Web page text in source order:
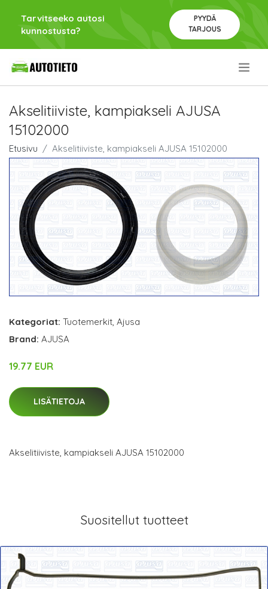
Tarvitseeko autosi
kunnostusta?
PYYDÄ
TARJOUS
Akselitiiviste, kampiakseli AJUSA
15102000
Etusivu Akselitiiviste, kampiakseli AJUSA 15102000
Kategoriat: Tuotemerkit, Ajusa
Brand: AJUSA
19.77 EUR
LISÄTIETOJA
Akselitiiviste, kampiakseli AJUSA 15102000
Suositellut tuotteet